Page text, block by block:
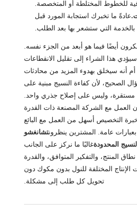
للخطوط المختلطة أو المتخصصة.
عادةً ما تخبرك استجابة المورد قبل
التي ستشعر بها بعد الطلب.
أيضًا فيما هو أبعد من الجزء نفسه.
هذا الشراء إلى تقليل الانقطاعات
أم أنه سيخلق بهدوء المزيد من محادثات
الصحيح، لأن كفاءة النسيج مبنية على
وليس على إصلاح جذري واحد.
العمل مع الشركة المصنعة ذات القدرة
التخصيص أسهل من العمل مع البائع
عامة. المشترين ينظرونتشانغشو
المحدودةغالبًا ما نركز على الجانب
المنتج، والتفكير المتوافق، والقدرة
الإنتاج المختلفة للنول بدون مكوك دون
تحويل كل طلب إلى مشكلة.